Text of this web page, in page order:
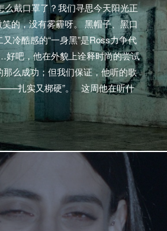
么戴口罩了？我们寻思今天阳光正
的，没有雾霾呀。 黑帽子、黑口
冷酷感的“一身黑”是Ross力争代
好吧，他在外貌上诠释时尚的尝试
么成功；但我们保证，他听的歌
扎实又梆硬”。 这周他在听什
】J Hus – Daily Duppy Shygirl –
– Fervour 13 Block – Petit cœur
Headie One – Gangland…